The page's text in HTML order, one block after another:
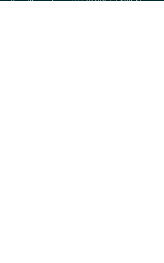
Par ailleurs, la société POIRET FABIEN